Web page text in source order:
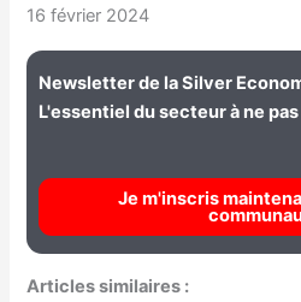
16 février 2024
Newsletter de la Silver
L'essentiel du secteur à ne
Je m'inscris
Articles similaires :